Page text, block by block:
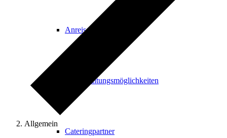
Anreise
Übernachtungsmöglichkeiten
Cateringpartner
Allgemein